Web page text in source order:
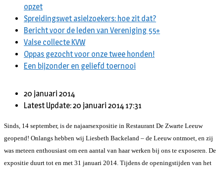
opzet
Spreidingswet asielzoekers: hoe zit dat?
Bericht voor de leden van Vereniging 55+
Valse collecte KVW
Oppas gezocht voor onze twee honden!
Een bijzonder en geliefd toernooi
20 januari 2014
Latest Update: 20 januari 2014 17:31
Sinds, 14 september, is de najaarsexpositie in Restaurant De Zwarte Leeuw
geopend! Onlangs hebben wij Liesbeth Backeland – de Leeuw ontmoet, en zij
was meteen enthousiast om een aantal van haar werken bij ons te exposeren. De
expositie duurt tot en met 31 januari 2014. Tijdens de openingstijden van het